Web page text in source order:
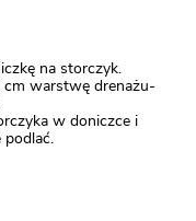
na storczyk.
cm warstwę drenażu-
w doniczce i
podlać.